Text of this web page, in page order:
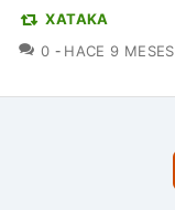
XATAKA
0 COMENTARIOS
HACE 9 MESES